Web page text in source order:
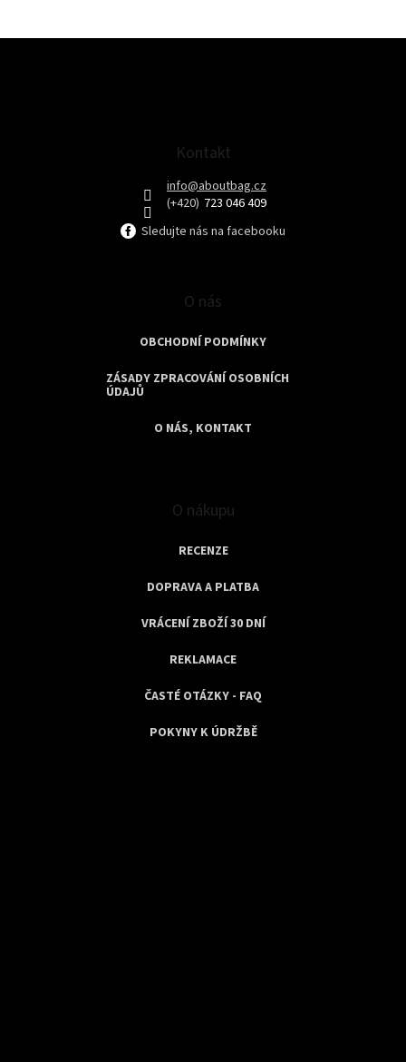
Kontakt
info@aboutbag.cz
723 046 409
Sledujte nás na facebooku
O nás
OBCHODNÍ PODMÍNKY
ZÁSADY ZPRACOVÁNÍ OSOBNÍCH
ÚDAJŮ
O NÁS, KONTAKT
O nákupu
RECENZE
DOPRAVA A PLATBA
VRÁCENÍ ZBOŽÍ 30 DNÍ
REKLAMACE
ČASTÉ OTÁZKY - FAQ
POKYNY K ÚDRŽBĚ